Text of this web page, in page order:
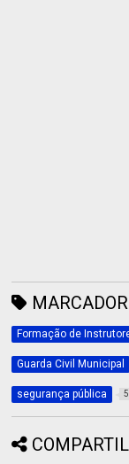
Formação de
Guarda Civil Municipal
segurança pública